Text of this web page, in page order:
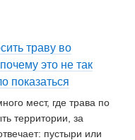
траву во
это не так
показаться
мест, где трава по
территории, за
пустыри или